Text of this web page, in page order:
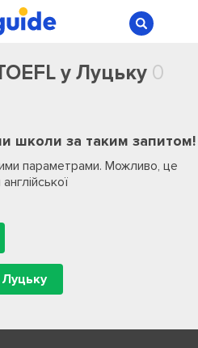
у Луцьку 0
школи за таким запитом!
параметрами. Можливо, це
Луцьку